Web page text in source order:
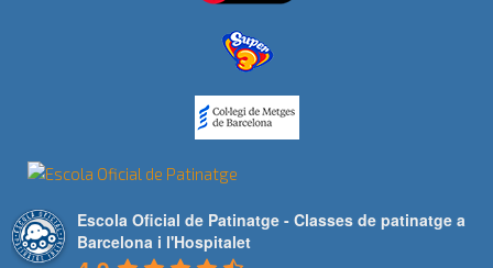
Escola Oficial de Patinatge - Classes de patinatge a
Barcelona i l'Hospitalet